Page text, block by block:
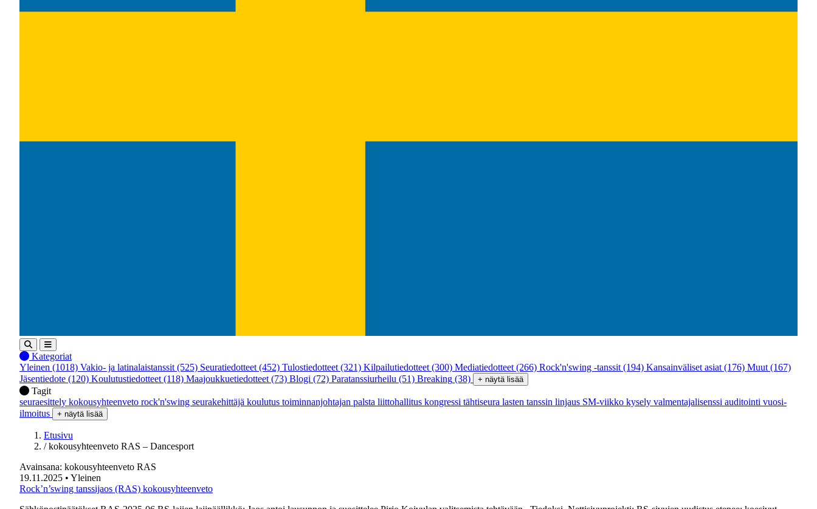
Kategoriat
Yleinen (1018) Vakio- ja latinalaistanssit (525) Seuratiedotteet (452) Tulostiedotteet (321) Kilpailutiedotteet (300) Mediatiedotteet (266) Rock'n'swing -tanssit (194) Kansainväliset asiat (176) Muut (167)
Jäsentiedote (120) Koulutustiedotteet (118) Maajoukkuetiedotteet (73) Blogi (72) Paratanssiurheilu (51) Breaking (38) + näytä lisää
Tagit
seuraesittely kokousyhteenveto rock'n'swing seurakehittäjä koulutus toiminnanjohtajan palsta liittohallitus kongressi tähtiseura lasten tanssin linjaus SM-viikko kysely valmentajalisenssi auditointi vuosi-
ilmoitus
+ näytä lisää
Etusivu
/ kokousyhteenveto RAS – Dancesport
Avainsana: kokousyhteenveto RAS
19.11.2025 • Yleinen
Rock’n’swing tanssijaos (RAS) kokousyhteenveto